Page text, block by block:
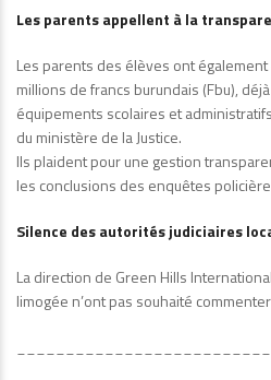
Les parents appellent à la
Les parents des élèves ont
millions de francs burundais (Fbu),
équipements scolaires et
du ministère de la Justice.
Ils plaident pour une gestion
les conclusions des enquêtes
Silence des autorités judiciaires
La direction de Green Hills
limogée n’ont pas souhaité